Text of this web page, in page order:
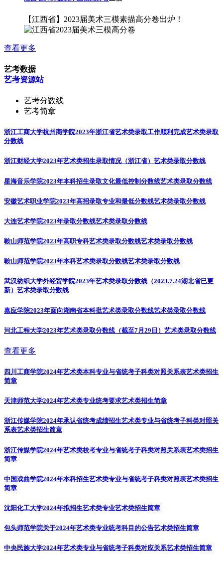
【江西省】2023届美术三模素描高分卷出炉！
查看更多
艺考数据
艺考资源站
艺考分数线
艺考简章
浙江工商大学杭州商学院2023年浙江省艺术类录取工作顺利完成艺术类录取
分数线
浙江财经大学2023年艺术类招生录取情况（浙江省） 艺术类录取分数线
星海音乐学院2023年本科招生录取文化最低控制分数线艺术类录取分数线
安徽艺术职业学院2023年高招录取专业和最低分数线艺术类录取分数线
大连艺术学院2023年录取分数线艺术类录取分数线
鞍山师范学院2023年高职专科艺术类录取分数线艺术类录取分数线
鞍山师范学院2023年本科艺术类录取分数线艺术类录取分数线
武汉纺织大学外经贸学院2023年艺术类录取分数线（2023.7.24湖北省已更
新） 艺术类录取分数线
嘉应学院2023年面向湖南省本科批艺术类录取分数线艺术类录取分数线
河北工程大学2023年艺术类录取分数线（截至7月29日） 艺术类录取分数线
查看更多
四川工商学院2024年艺术类本科专业与省统考子科类对照关系表艺术类招生
简章
天津师范大学2024年艺术类专业统考要求艺术类招生简章
浙江传媒学院2024年承认省统考成绩招生艺术类专业与省统考子科类对照关
系表艺术类招生简章
浙江传媒学院2024年艺术类校考专业与省统考子科类对照关系表艺术类招生
简章
中国戏曲学院2024年本科招生艺术类专业与省统考子科类对照表艺术类招生
简章
沈阳化工大学2024年拟招生艺术类专业艺术类招生简章
包头师范学院关于2024年艺术类专业统考科目的公告艺术类招生简章
中央民族大学2024年艺术类专业与省统考子科类对应关系艺术类招生简章